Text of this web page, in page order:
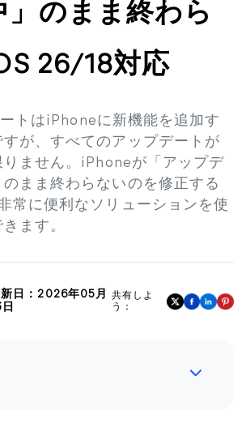
」のまま終わら
26/18対応
トはiPhoneに新機能を追加す
が、すべてのアップデートが
ません。iPhoneが「アップデ
まま終わらないのを修正する
常に便利なソリューションを使
ます。
日：2026年05月
共有しよ
う：